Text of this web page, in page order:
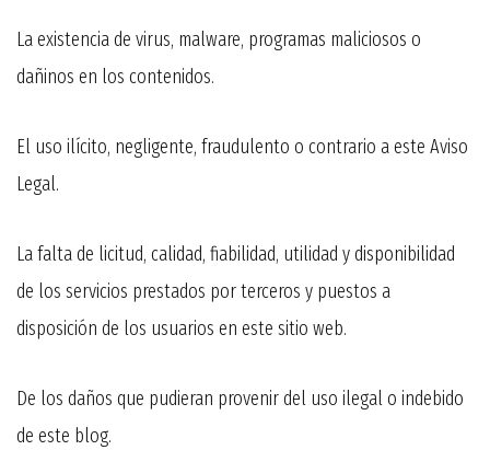
La existencia de virus, malware, programas maliciosos o
dañinos en los contenidos.
El uso ilícito, negligente, fraudulento o contrario a este Aviso
Legal.
La falta de licitud, calidad, fiabilidad, utilidad y disponibilidad
de los servicios prestados por terceros y puestos a
disposición de los usuarios en este sitio web.
De los daños que pudieran provenir del uso ilegal o indebido
de este blog.